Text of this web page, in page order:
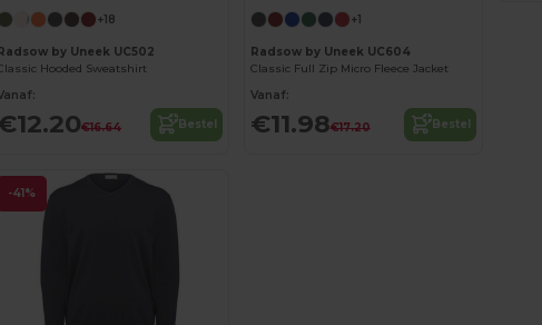
+18
Radsow by Uneek UC502
Hooded Sweatshirt
€16.64 Bestel
+1
Radsow by Uneek UC604
Classic Full Zip Micro Fleece Jacket
Vanaf:
€11.98€17.20 Bestel
-41%